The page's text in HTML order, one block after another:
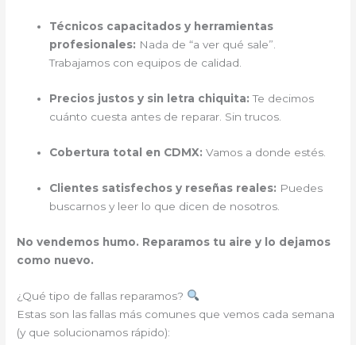
Técnicos capacitados y herramientas
profesionales: Nada de “a ver qué sale”.
Trabajamos con equipos de calidad.
Precios justos y sin letra chiquita: Te decimos
cuánto cuesta antes de reparar. Sin trucos.
Cobertura total en CDMX: Vamos a donde estés.
Clientes satisfechos y reseñas reales: Puedes
buscarnos y leer lo que dicen de nosotros.
No vendemos humo. Reparamos tu aire y lo dejamos
como nuevo.
¿Qué tipo de fallas reparamos?
Estas son las fallas más comunes que vemos cada semana
(y que solucionamos rápido):